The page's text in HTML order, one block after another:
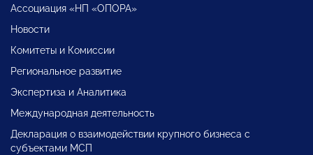
Ассоциация «НП «ОПОРА»
Новости
Комитеты и Комиссии
Региональное развитие
Экспертиза и Аналитика
Международная деятельность
Декларация о взаимодействии крупного бизнеса с
субъектами МСП